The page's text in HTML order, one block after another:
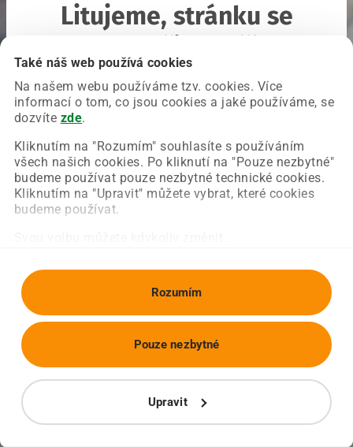
Také náš web používá cookies
Na našem webu používáme tzv. cookies. Více
informací o tom, co jsou cookies a jaké používáme, se
dozvíte zde.
Kliknutím na "Rozumím" souhlasíte s používáním
všech našich cookies. Po kliknutí na "Pouze nezbytné"
budeme používat pouze nezbytné technické cookies.
Kliknutím na "Upravit" můžete vybrat, které cookies
budeme používat.
Rozumím
Upravit
Pouze nezbytné
Litujeme, stránku se
Chyba nastala na naší straně a už ji opravujeme.
Zkuste prosím znovu načíst požadovanou stránku.
Obnovit stránku Úvodní strana